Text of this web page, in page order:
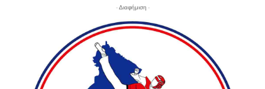
- Διαφήμιση -